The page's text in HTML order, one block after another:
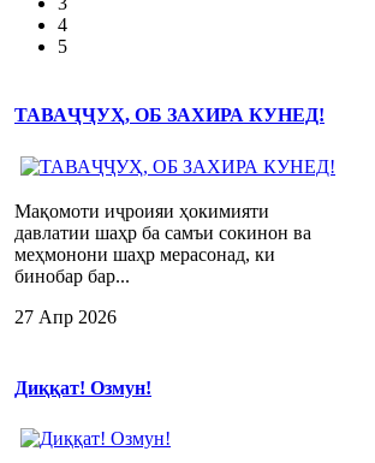
4
5
ТАВАҶҶУҲ, ОБ ЗАХИРА КУНЕД!
Мақомоти иҷроияи ҳокимияти
давлатии шаҳр ба самъи сокинон ва
меҳмонони шаҳр мерасонад, ки
бинобар бар...
27 Апр 2026
Диққат! Озмун!